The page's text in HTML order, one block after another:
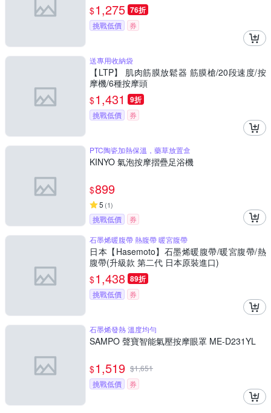
$1,275 76折
挑戰低價 券
送專用收納袋
【LTP】 肌肉筋膜放鬆器 筋膜槍/20段速度/按
摩機/6種按摩頭
$1,431 9折
挑戰低價 券
PTC陶瓷加熱保溫，藥草放置盒
KINYO 氣泡按摩摺疊足浴機
$899
5 (1)
挑戰低價
券
石墨烯暖腹帶 熱腹帶 暖宮腹帶
日本【Hasemoto】石墨烯暖腹帶/暖宮腹帶/熱
腹帶(升級款 第二代 日本原裝進口)
$1,438 89折
挑戰低價 券
石墨烯發熱 溫度均勻
SAMPO 聲寶智能氣壓按摩眼罩 ME-D231YL
$1,519 $1,651
挑戰低價
券